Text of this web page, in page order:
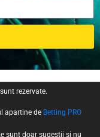
rezervate.
apartine de Betting PRO
sunt doar sugestii si nu